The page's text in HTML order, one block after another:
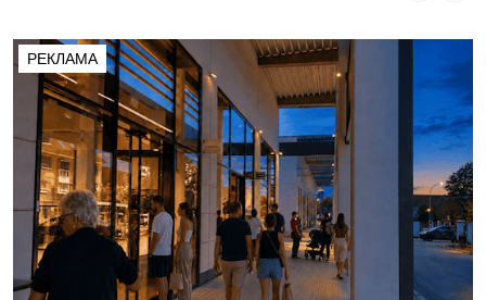
РЕКЛАМА